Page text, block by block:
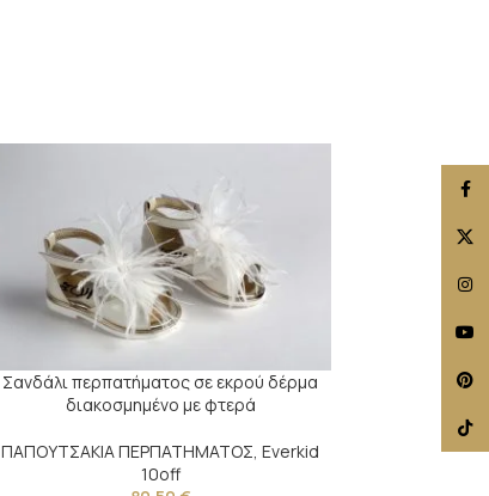
Σανδάλι περπατήματος σε εκρού δέρμα
διακοσμημένο με φτερά
ΠΑΠΟΥΤΣΑΚΙΑ ΠΕΡΠΑΤΗΜΑΤΟΣ,Everkid
10off
Σανδάλι